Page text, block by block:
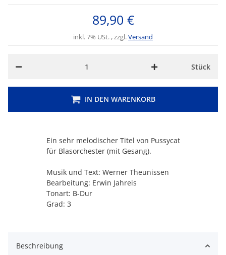
Ein sehr melodischer Titel von Pussycat
für Blasorchester (mit Gesang).
Musik und Text: Werner Theunissen
Bearbeitung: Erwin Jahreis
Tonart: B-Dur
Grad: 3
89,90 €
inkl. 7% USt. , zzgl.Versand
Stück
IN DEN WARENKORB
Beschreibung